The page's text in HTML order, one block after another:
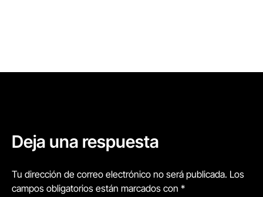
Deja una respuesta
Tu dirección de correo electrónico no será publicada. Los
campos obligatorios están marcados con *